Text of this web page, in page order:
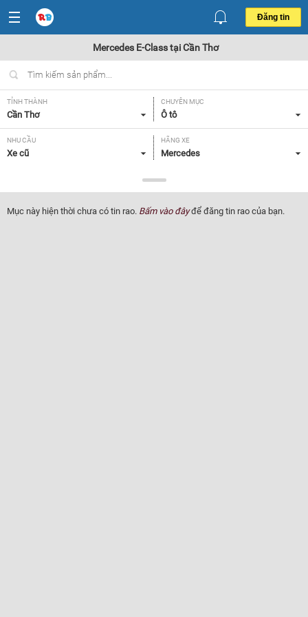
Đăng tin
Mercedes E-Class tại Cần Thơ
TỈNH THÀNH
Cần Thơ
CHUYÊN MỤC
Ô tô
NHU CẦU
Xe cũ
HÃNG XE
Mercedes
E-Class
NĂM SẢN XUẤT
Tất cả
GIÁ XE XUẤT XỨ
Mục này hiện thời chưa có tin rao. Bấm vào đâyđể đăng tin rao của bạn.